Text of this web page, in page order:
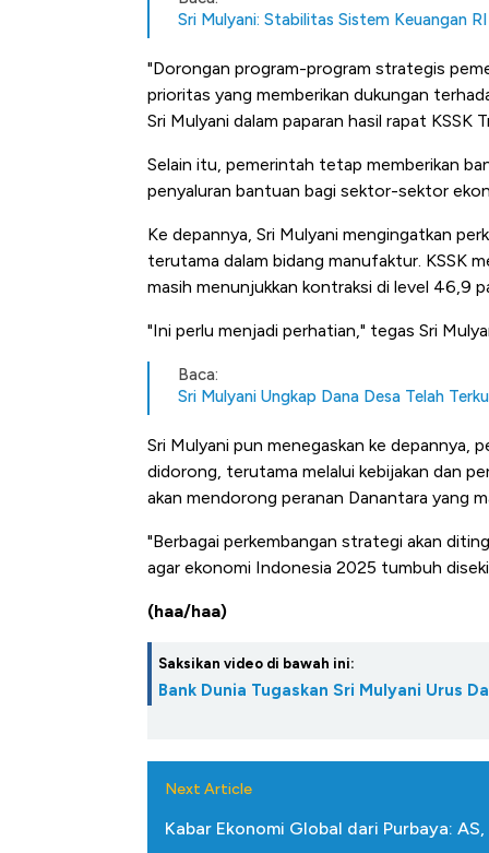
Sri Mulyani: Stabilitas Sistem Keuangan
"Dorongan program-program strategis
prioritas yang memberikan dukungan
Sri Mulyani dalam paparan hasil rapat
Selain itu, pemerintah tetap memberikan
penyaluran bantuan bagi sektor-sektor
Ke depannya, Sri Mulyani mengingatkan
terutama dalam bidang manufaktur. KSSK
masih menunjukkan kontraksi di level 46,9
"Ini perlu menjadi perhatian," tegas Sri
Baca:
Sri Mulyani Ungkap Dana Desa Telah
Sri Mulyani pun menegaskan ke depannya,
didorong, terutama melalui kebijakan dan
akan mendorong peranan Danantara yang
"Berbagai perkembangan strategi akan
agar ekonomi Indonesia 2025 tumbuh
(haa/haa)
Saksikan video di bawah ini:
Bank Dunia Tugaskan Sri Mulyani Urus
Next Article
Kabar Ekonomi Global dari Purbaya:
Bangkit dari Kubur! Bisnis
Alas Kaki Tumbuh Double